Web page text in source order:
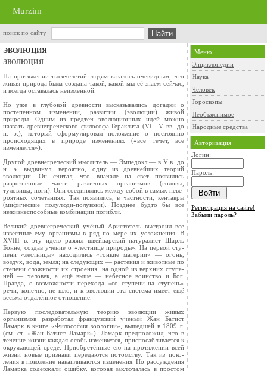
Murzim
поиск по сайту
ЭВОЛЮЦИЯ
ЭВОЛЮЦИЯ
На протяжении тысячелетий людям казалось очевидным, что
живая природа была создана такой, какой мы её знаем сейчас,
и всегда оста­валась неизменной.
Но уже в глубокой древности высказывались догадки о
постепенном изменении, развитии (эволюции) живой
природы. Одним из предтеч эволюционных идей можно
назвать древнегрече­ского философа Гераклита (VI—V вв. до
н. э.), который сформулировал положение о постоянно
происходящих в природе изменениях («всё те­чёт, всё
изменяется»).
Другой древнегреческий мыслитель — Эмпедокл — в V в. до
н. э. выдвинул, вероятно, одну из древнейших теорий
эволюции. Он считал, что вначале на свет появились
разрозненные части различных организмов (головы,
туловища, но­ги). Они соединялись между собой в самых неве­
роятных сочетаниях. Так появились, в част­ности, кентавры
(мифические полулюди-полу­кони). Позднее будто бы все
нежизнеспособные комбинации погибли.
Великий древнегреческий учёный Аристотель выстроил все
известные ему организмы в ряд по мере их усложнения. В
XVIII в. эту идею развил швейцарский натуралист Шарль
Бонне, создав учение о «лестнице природы». На первой сту­
пени «лестницы» находились «тонкие мате­рии» — огонь,
воздух, вода, земля; на следу­ющих — растения и животные по
степени слож­ности их строения, на одной из верхних ступе­
ней — человек, а ещё выше — небесное воинство и Бог.
Правда, о возможности перехода «со сту­пени на ступень»
речи, конечно, не шло, и к эволюции эта система имеет ещё
весьма отдалён­ное отношение.
Первую последовательную теорию эволюции живых
организмов разработал французский учё­ный Жан Батист
Ламарк в книге «Философия зоологии», вышедшей в 1809 г.
(см. ст. «Жан Батист Ламарк»). Ламарк предположил, что в
течение жизни каждая особь изменяется, при­спосабливается к
окружающей среде. Приобре­тённые ею на протяжении всей
жизни новые признаки передаются потомству. Так из поко­
ления в поколение накапливаются изменения. Но рассуждения
Ламарка содержали ошибку, которая заключалась в простом
Меню
Энциклопедии
Наука
Человек
Гороскопы
Необъяснимое
Народные средства
Авторизация
Логин:
Пароль:
Регистрация на сайте!
Забыли пароль?